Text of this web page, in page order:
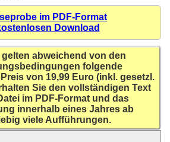
im PDF-Format
Download
abweichend von den
folgende
von 19,99 Euro (inkl. gesetzl.
Sie den vollständigen Text
im PDF-Format und das
innerhalb eines Jahres ab
viele Aufführungen.